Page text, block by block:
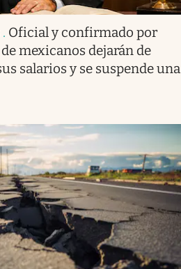
. Oficial y confirmado por
mexicanos dejarán de
salarios y se suspende una